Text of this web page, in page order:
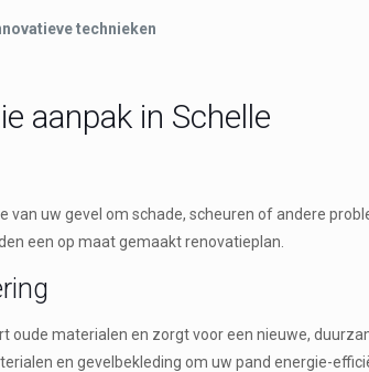
technieken
aanpak in Schelle
van uw gevel om schade, scheuren of andere
een op maat gemaakt renovatieplan.
oude materialen en zorgt voor een nieuwe,
en gevelbekleding om uw pand energie-